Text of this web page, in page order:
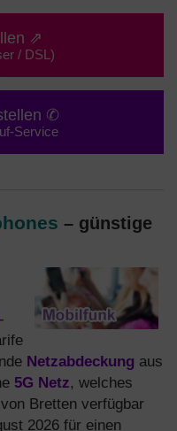
⇗
/ DSL)
✆
Service
– günstige
-
Netzabdeckung aus
5G Netz, welches
Bretten verfügbar
2026 für einen